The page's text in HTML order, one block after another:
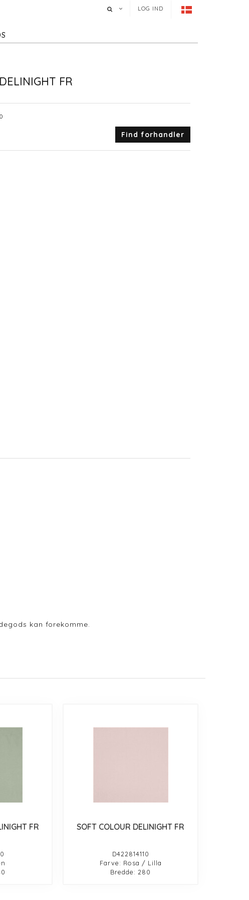
LOG IND
FR
Find forhandler
kan forekomme.
FR SOFT COLOUR DELINIGHT FR
D422814110
Farve: Rosa / Lilla
Bredde: 280